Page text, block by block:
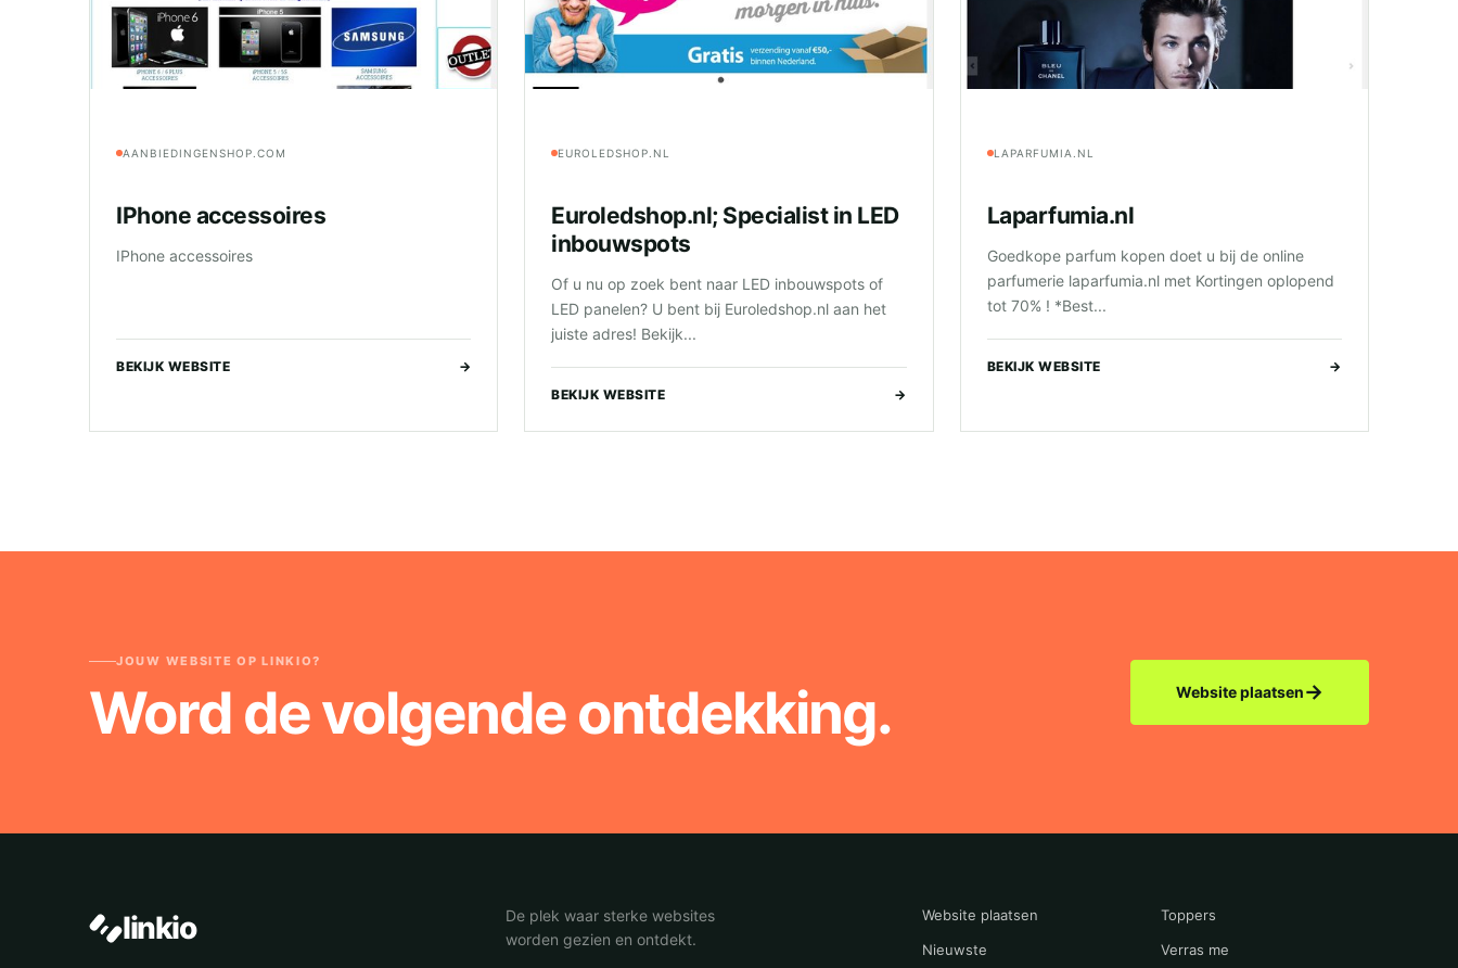
AANBIEDINGENSHOP.COM
IPhone accessoires
IPhone accessoires
BEKIJK WEBSITE →
EUROLEDSHOP.NL
Euroledshop.nl; Specialist in LED
inbouwspots
Of u nu op zoek bent naar LED inbouwspots of
LED panelen? U bent bij Euroledshop.nl aan het
juiste adres! Bekijk...
BEKIJK WEBSITE →
LAPARFUMIA.NL
Laparfumia.nl
Goedkope parfum kopen doet u bij de online
parfumerie laparfumia.nl met Kortingen oplopend
tot 70% ! *Best...
BEKIJK WEBSITE →
JOUW WEBSITE OP LINKIO?
Word de volgende ontdekking. Website plaatsen→
linkio
De plek waar sterke websites
worden gezien en ontdekt.
Website plaatsen
Toppers
Nieuwste
Verras me